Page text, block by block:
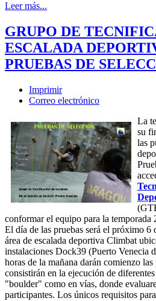
Leer más...
GRUPO DE
ESCALADA
PRUEBAS DE
Imprimir
Correo electrónico
La
su
las
conformar el equipo para la temporada
El día de las pruebas será el próximo 6
área de escalada deportiva Climbat
instalaciones Dock39 (Puerto Venecia
horas de la mañana darán comienzo las
consistirán en la ejecución de
"boulder" como en vías, donde
participantes. Los únicos requisitos